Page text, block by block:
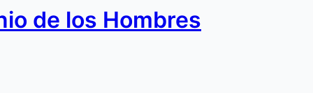
de los Hombres